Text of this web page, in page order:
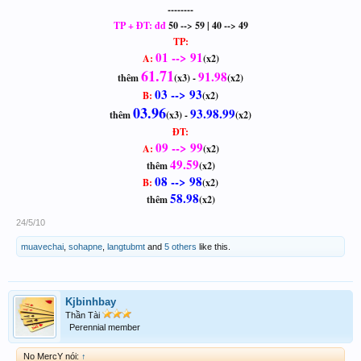
--------
TP + ĐT: đđ50 --> 59 | 40 --> 49
TP:
A: 01 --> 91(x2)
thêm61.71(x3) -91.98(x2)
B: 03 --> 93(x2)
thêm03.96(x3) -93.98.99(x2)
ĐT:
A: 09 --> 99(x2)
thêm49.59(x2)
B: 08 --> 98(x2)
thêm58.98(x2)
24/5/10
muavechai sohapne langtubmt and 5 others like this.
Kjbinhbay
Thần Tài
Perennial member
No MercY nói: ↑